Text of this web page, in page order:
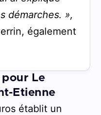
démarches. »,
également
Le
Etienne
établit un